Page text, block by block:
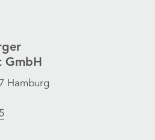
GmbH
Hamburg